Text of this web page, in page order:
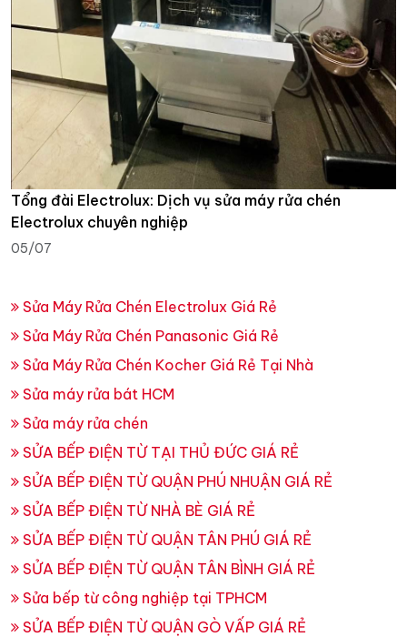
Tổng đài Electrolux: Dịch vụ sửa máy rửa chén
Electrolux chuyên nghiệp
05/07
Sửa Máy Rửa Chén Electrolux Giá Rẻ
Sửa Máy Rửa Chén Panasonic Giá Rẻ
Sửa Máy Rửa Chén Kocher Giá Rẻ Tại Nhà
Sửa máy rửa bát HCM
Sửa máy rửa chén
SỬA BẾP ĐIỆN TỪ TẠI THỦ ĐỨC GIÁ RẺ
SỬA BẾP ĐIỆN TỪ QUẬN PHÚ NHUẬN GIÁ RẺ
SỬA BẾP ĐIỆN TỪ NHÀ BÈ GIÁ RẺ
SỬA BẾP ĐIỆN TỪ QUẬN TÂN PHÚ GIÁ RẺ
SỬA BẾP ĐIỆN TỪ QUẬN TÂN BÌNH GIÁ RẺ
Sửa bếp từ công nghiệp tại TPHCM
SỬA BẾP ĐIỆN TỪ QUẬN GÒ VẤP GIÁ RẺ